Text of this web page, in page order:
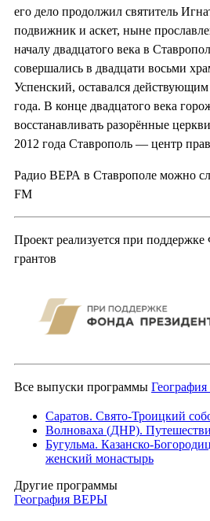
его дело продолжил святитель
подвижник и аскет, ныне
началу двадцатого века в
совершались в двадцати восьми
Успенский, оставался
года. В конце двадцатого века
восстанавливать разорённые
2012 года Ставрополь — центр
Радио ВЕРА в Ставрополе можно
FM
Проект реализуется при
грантов
Все выпуски программы
Саратов. Свято-Троицкий
Волноваха (ДНР).
Бугульма. Казанско-
женский монастырь
Другие программы
География ВЕРЫ